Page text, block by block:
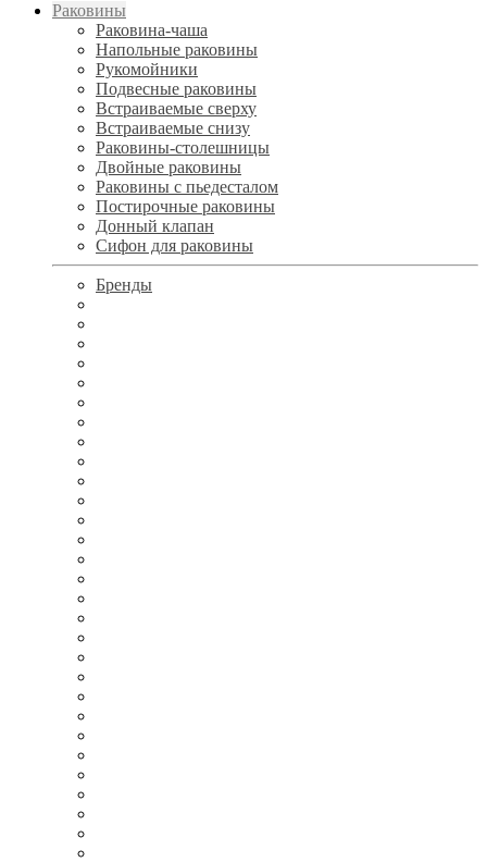
Раковины
Раковина-чаша
Напольные раковины
Рукомойники
Подвесные раковины
Встраиваемые сверху
Встраиваемые снизу
Раковины-столешницы
Двойные раковины
Раковины с пьедесталом
Постирочные раковины
Донный клапан
Сифон для раковины
Бренды